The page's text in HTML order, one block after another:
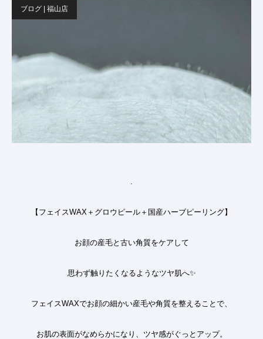
ブログ | 福山店
【フェイスWAX＋グロウピール＋国産ハーブピーリング】
お顔の産毛と古い角質をケアして
思わず触りたくなるようなツヤ肌へ✨
フェイスWAXでお顔の細かい産毛や角質を整えることで、
お肌の表面がなめらかになり、ツヤ感がぐっとアップ。